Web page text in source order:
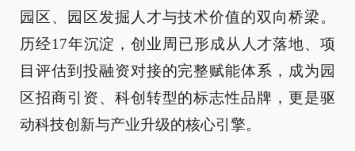
园区、园区发掘人才与技术价值的双向桥梁。
历经17年沉淀，创业周已形成从人才落地、项
目评估到投融资对接的完整赋能体系，成为园
区招商引资、科创转型的标志性品牌，更是驱
动科技创新与产业升级的核心引擎。